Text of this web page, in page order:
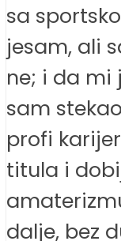
sa
jesam, ali
ne; i da mi
sam
profi
titula i
dalje, bez